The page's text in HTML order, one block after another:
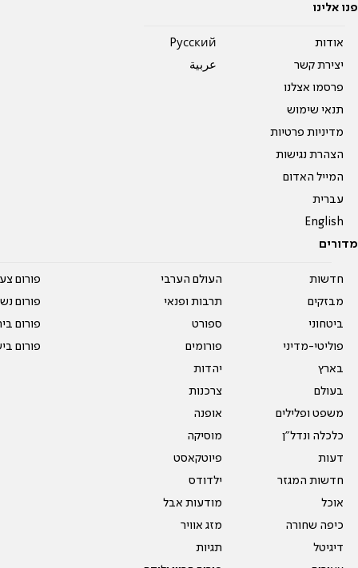
פנו אלינו
אודות
יצירת קשר
פרסמו אצלנו
תנאי שימוש
מדיניות פרטיות
הצהרת נגישות
המייל האדום
עברית
English
Pусский
عربية
מדורים
חדשות
מבזקים
ביטחוני
פוליטי-מדיני
בארץ
בעולם
משפט ופלילים
כלכלה ונדל"ן
דעות
חדשות המגזר
אוכל
כיפה שחורה
דיגיטל
העולם הערבי
תרבות ופנאי
ספורט
פורומים
יהדות
צרכנות
אופנה
מוסיקה
פיוטקאסט
ילדודס
מודעות אבל
מזג אוויר
תגיות
פורום
פורום
פורום
פורום